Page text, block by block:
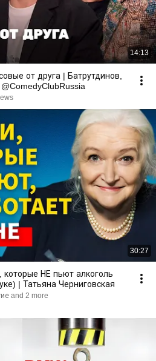
14:13
от друга | Батрутдинов,
30:27
которые НЕ пьют алкоголь
| Татьяна Черниговская
and 2 more